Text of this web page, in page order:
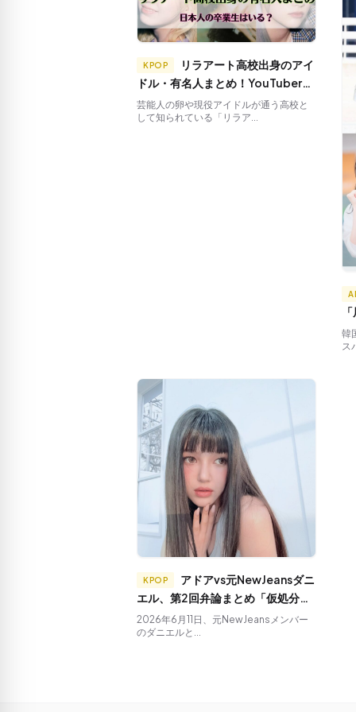
KPOP
ドル・有名人まとめ！YouTuberや
TikTokerも！日本人は留学でき
る？
芸能人の卵や現役アイドルが通う高校と
して知られている「リラア...
「
韓
ス
KPOP
エル、第2回弁論まとめ「仮処分後
も協業推進」vs「活動封じ込め」
2026年6月11日、元NewJeansメンバー
のダニエルと...